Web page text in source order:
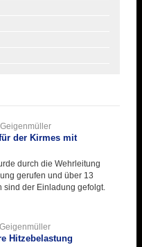
der Kirmes mit
durch die Wehrleitung
gerufen und über 13
der Einladung gefolgt.
Hitzebelastung